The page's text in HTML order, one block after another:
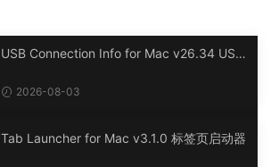
USB Connection Info for Mac v26.34 USB
2026-08-03
Tab Launcher for Mac v3.1.0 标签页启动器